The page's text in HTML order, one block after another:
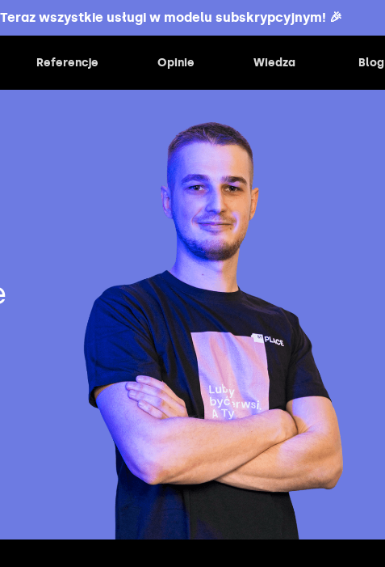
Teraz wszystkie usługi w modelu subskrypcyjnym! 🎉
Referencje Opinie Wiedza Blog